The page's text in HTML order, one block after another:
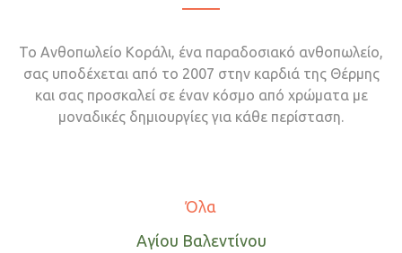
Το Ανθοπωλείο Κοράλι, ένα παραδοσιακό ανθοπωλείο,
σας υποδέχεται από το 2007 στην καρδιά της Θέρμης
και σας προσκαλεί σε έναν κόσμο από χρώματα με
μοναδικές δημιουργίες για κάθε περίσταση.
Όλα
Αγίου Βαλεντίνου